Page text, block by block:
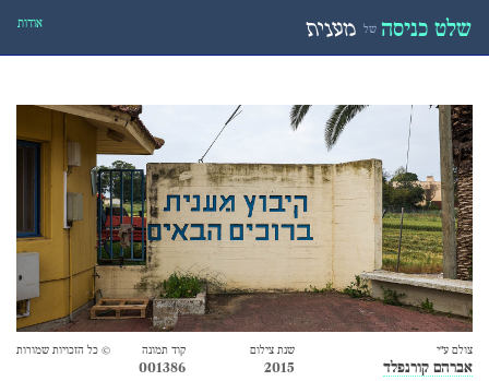
שלט כניסה של מענית אודות
צולם ע״י
אברהם קורנפלד
שנת צילום
2015
קוד תמונה
001386
© כל הזכויות שמורות